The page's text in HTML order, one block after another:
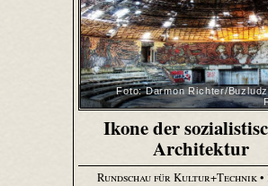
Foto: Darmon Richter/
Ikone der
Architektur
Rundschau für Kultur+Technik•